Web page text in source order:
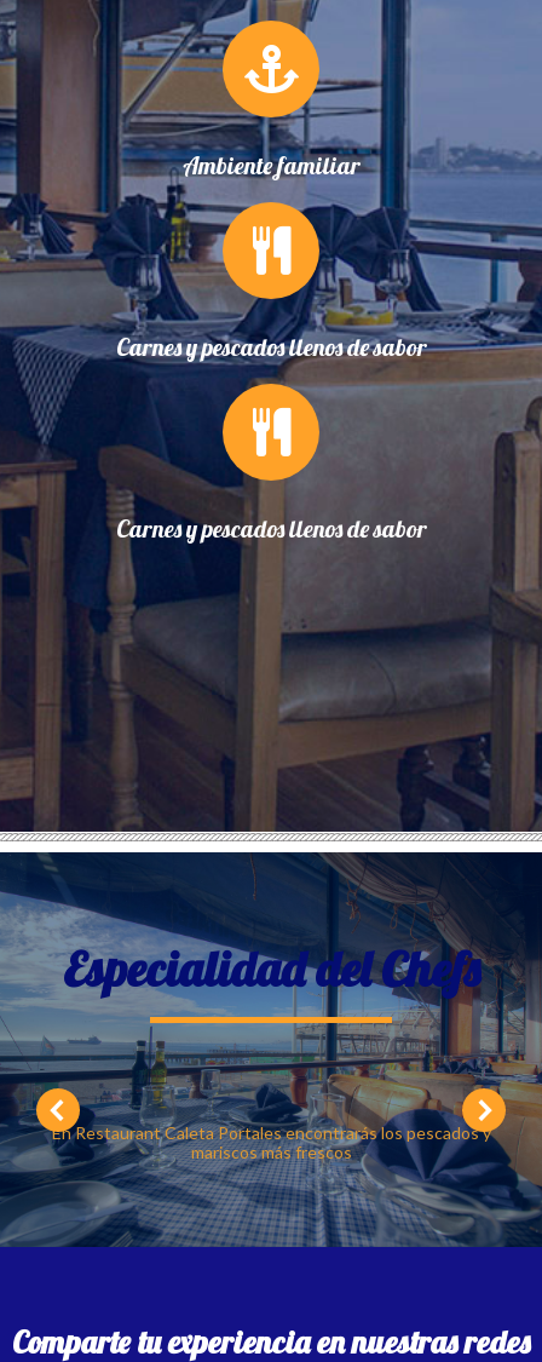
Ambiente familiar
Carnes y pescados llenos de sabor
Carnes y pescados llenos de sabor
Especialidad del Chefs
Risotto
En Restaurant Caleta Portales encontrarás los pescados y
mariscos más frescos